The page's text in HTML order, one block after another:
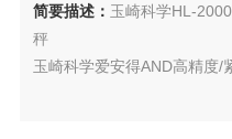
简要描述： 玉崎科学HL-
秤
玉崎科学爱安得AND高精度/